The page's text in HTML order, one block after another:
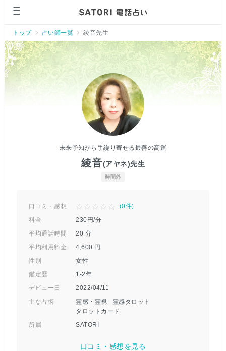
トップ 占い師一覧 綾音先生
未来予知から手繰り寄せる最善の高運
綾音(アヤネ)先生
時間外
口コミ・感想 (0件)
料金
230 円/分
平均通話時間
20 分
平均利用料金
4,600 円
性別
女性
鑑定歴
1-2年
デビュー日
2022/04/11
主な占術
霊感・霊視
霊感タロット
タロットカード
所属
SATORI
口コミ・感想を見る